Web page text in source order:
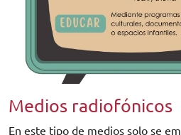
Medios radiofónicos
En este tipo de medios solo se